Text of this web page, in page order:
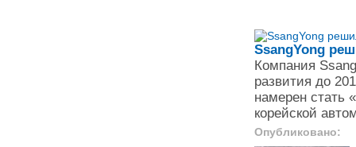
SsangYong
Компания
развития до
намерен стать
корейской
Опубликовано: